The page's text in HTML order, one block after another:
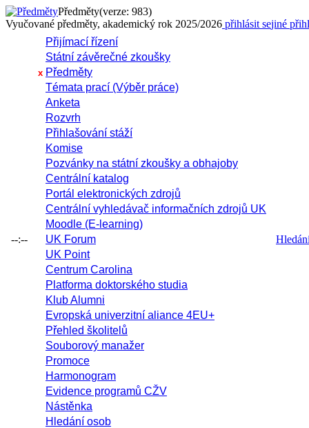
Předměty(verze: 983)
Vyučované předměty, akademický rok 2025/2026 přihlásit sejiné
--:--
Přijímací řízení
Státní závěrečné zkoušky
x Předměty
Témata prací (Výběr práce)
Anketa
Rozvrh
Přihlašování stáží
Komise
Pozvánky na státní zkoušky a obhajoby
Centrální katalog
Portál elektronických zdrojů
Centrální vyhledávač informačních zdrojů UK
Moodle (E-learning)
UK Forum
UK Point
Centrum Carolina
Platforma doktorského studia
Klub Alumni
Evropská univerzitní aliance 4EU+
Přehled školitelů
Souborový manažer
Promoce
Harmonogram
Evidence programů CŽV
Nástěnka
Hledání osob